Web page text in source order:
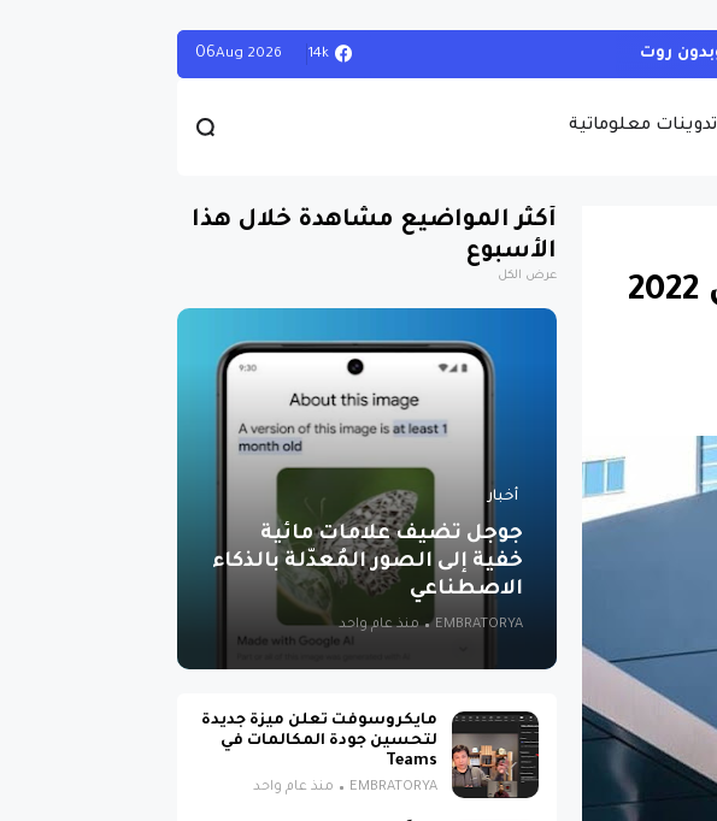
تدوينات معلوماتية
14k
06Aug 2026
أكثر المواضيع مشاهدة خلال هذا
الأسبوع
عرض الكل
أخبار
جوجل تضيف علامات مائية
خفية إلى الصور المُعدّلة بالذكاء
الاصطناعي
EMBRATORYA منذ عام واحد
مايكروسوفت تعلن ميزة جديدة
لتحسين جودة المكالمات في
Teams
EMBRATORYA منذ عام واحد